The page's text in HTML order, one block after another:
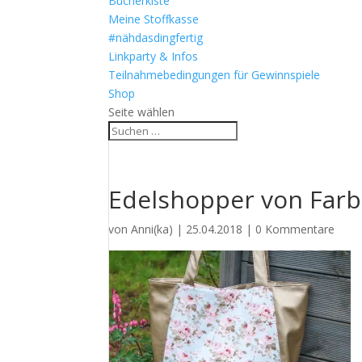
Meine Stoffkasse
#nähdasdingfertig
Linkparty & Infos
Teilnahmebedingungen für Gewinnspiele
Shop
Seite wählen
Edelshopper von
vonAnni(ka) | 25.04.2018 | 0 Kommentare